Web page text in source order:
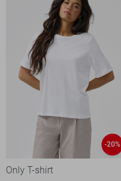
-20%
Only T-shirt